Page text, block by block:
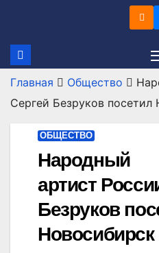
содержимому
Главная Общество
Сергей Безруков посетил
ОБЩЕСТВО
Народный
артист
Безруков
Новосибирск